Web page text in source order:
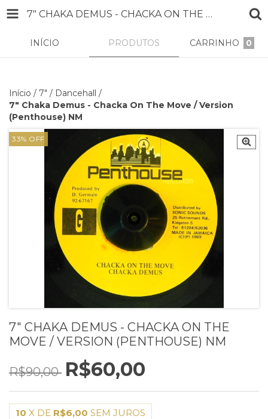
7" CHAKA DEMUS - CHACKA ON THE MOVE / VERSION (PENTHOUSE) NM
INÍCIO PRODUTOS CARRINHO 0
Início / 7" / Dancehall /
7" Chaka Demus - Chacka On The Move / Version
(Penthouse) NM
33% OFF
7" CHAKA DEMUS - CHACKA ON THE
MOVE / VERSION (PENTHOUSE) NM
R$90,00 R$60,00
10 X DE R$6,00 SEM JUROS